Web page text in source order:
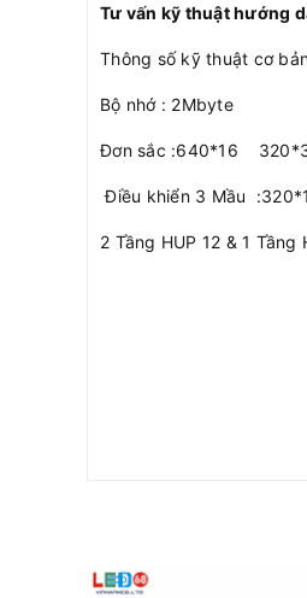
Tư vấn kỹ thuật hướng
Thông số kỹ thuật cơ
Bộ nhớ : 2Mbyte
Đơn sắc :640*16
Điều khiển 3 Mầu
2 Tầng HUP 12 & 1 Tầng